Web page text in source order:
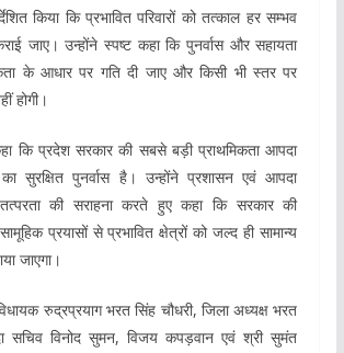
किया कि प्रभावित परिवारों को तत्काल हर सम्भव
जाए। उन्होंने स्पष्ट कहा कि पुनर्वास और सहायता
के आधार पर गति दी जाए और किसी भी स्तर पर
होगी।
कि प्रदेश सरकार की सबसे बड़ी प्राथमिकता आपदा
का सुरक्षित पुनर्वास है। उन्होंने प्रशासन एवं आपदा
की सराहना करते हुए कहा कि सरकार की
प्रयासों से प्रभावित क्षेत्रों को जल्द ही सामान्य
जाएगा।
रुद्रप्रयाग भरत सिंह चौधरी, जिला अध्यक्ष भरत
विनोद सुमन, विजय कपड़वान एवं श्री सुमंत